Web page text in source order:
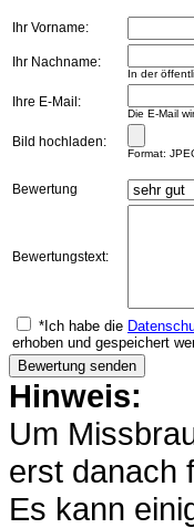
Ihr Vorname:
Ihr Nachname:
In der
Ihre E-Mail:
Die E-Mail
Bild hochladen:
Format:
Bewertung
Bewertungstext:
*Ich habe die
erhoben und gespeichert
Hinweis:
Um
erst danach
Es kann